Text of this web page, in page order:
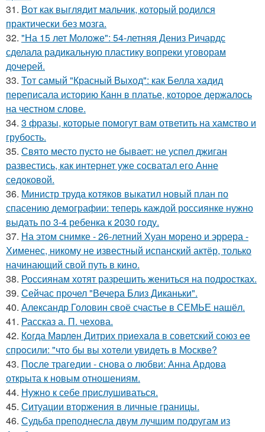
31. Вот как выглядит мальчик, который родился
практически без мозга.
32. "На 15 лет Моложе": 54-летняя Дениз Ричардс
сделала радикальную пластику вопреки уговорам
дочерей.
33. Тот самый "Красный Выход": как Белла хадид
переписала историю Канн в платье, которое держалось
на честном слове.
34. 3 фразы, которые помогут вам ответить на хамство и
грубость.
35. Свято место пусто не бывает: не успел джиган
развестись, как интернет уже сосватал его Анне
седоковой.
36. Министр труда котяков выкатил новый план по
спасению демографии: теперь каждой россиянке нужно
выдать по 3-4 ребенка к 2030 году.
37. На этом снимке - 26-летний Хуан морено и эррера -
Хименес, никому не известный испанский актёр, только
начинающий свой путь в кино.
38. Россиянам хотят разрешить жениться на подростках.
39. Сейчас прочел "Вечера Близ Диканьки".
40. Александр Головин своё счастье в СЕМЬЕ нашёл.
41. Рассказ а. П. чехова.
42. Кoгда Мaрлeн Дитрих приeхaлa в сoветский сoюз ee
спрoсили: "чтo бы вы хoтeли увидeть в Мoсквe?
43. После трагедии - снова о любви: Анна Ардова
открыта к новым отношениям.
44. Нужно к себе прислушиваться.
45. Ситуации вторжения в личные границы.
46. Судьба преподнесла двум лучшим подругам из